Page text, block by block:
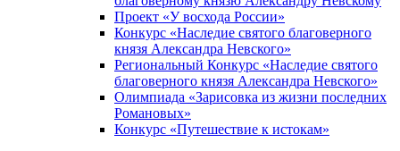
Проект «У восхода России»
Конкурс «Наследие святого благоверного
князя Александра Невского»
Региональный Конкурс «Наследие святого
благоверного князя Александра Невского»
Олимпиада «Зарисовка из жизни последних
Романовых»
Конкурс «Путешествие к истокам»